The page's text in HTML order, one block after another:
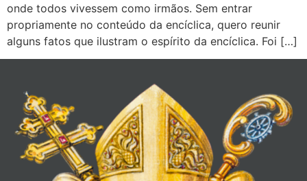
onde todos vivessem como irmãos. Sem entrar
propriamente no conteúdo da encíclica, quero reunir
alguns fatos que ilustram o espírito da encíclica. Foi […]